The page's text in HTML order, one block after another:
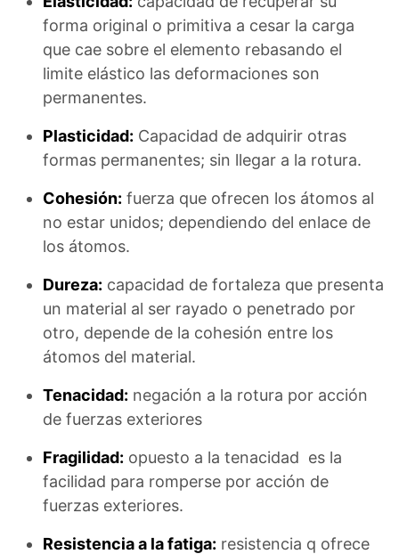
forma original o primitiva a cesar la carga
que cae sobre el elemento rebasando el
limite elástico las deformaciones son
permanentes.
Plasticidad: Capacidad de adquirir otras
formas permanentes; sin llegar a la rotura.
Cohesión: fuerza que ofrecen los átomos al
no estar unidos; dependiendo del enlace de
los átomos.
Dureza: capacidad de fortaleza que presenta
un material al ser rayado o penetrado por
otro, depende de la cohesión entre los
átomos del material.
Tenacidad: negación a la rotura por acción
de fuerzas exteriores
Fragilidad: opuesto a la tenacidad es la
facilidad para romperse por acción de
fuerzas exteriores.
Resistencia a la fatiga: resistencia q ofrece